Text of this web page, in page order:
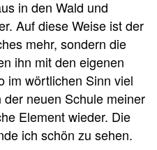
in den Wald und
Auf diese Weise ist der
mehr, sondern die
ihn mit den eigenen
im wörtlichen Sinn viel
neuen Schule meiner
Element wieder. Die
ich schön zu sehen.